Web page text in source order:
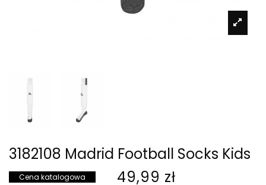
3182108 Madrid Football Socks Kids
Cena katalogowa 49,99 zł